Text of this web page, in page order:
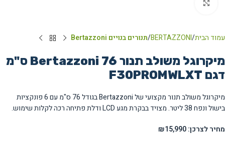
עמוד הבית BERTAZZONI תנורים בנויים Bertazzoni
מיקרוגל משולב תנור Bertazzoni 76 ס"מ
דגם F30PROMWLXT
מיקרוגל משולב תנור מקצועי של Bertazzoni בגודל 76 ס"מ עם 6 פונקציות
בישול ונפח 38 ליטר. מצויד בבקרת מגע LCD ודלת פתיחה רכה לקלות שימוש.
מחיר לצרכן: ₪15,990